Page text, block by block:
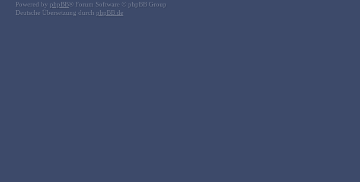
Powered by phpBB® Forum Software © phpBB Group
Deutsche Übersetzung durch phpBB.de